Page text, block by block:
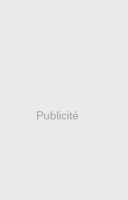
Publicité